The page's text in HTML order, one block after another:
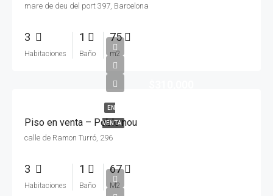
mare de deu del port 397, Barcelona
3
Habitaciones
1
Baño
75
m2
EN
VENTA
Piso en venta – Poble nou
calle de Ramon Turró, 296
3
Habitaciones
1
Baño
67
M2